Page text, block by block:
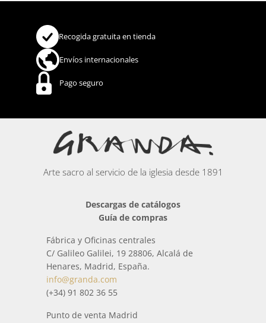
Recogida gratuita en tienda
Envíos internacionales
Pago seguro
Arte sacro al servicio de la iglesia desde 1891
Descargas de catálogos
Guía de compras
Fábrica y Oficinas centrales
C/ Galileo Galilei, 19 28806, Alcalá de
Henares, Madrid, España.
info@granda.com
(+34) 91 802 36 55
Punto de venta Madrid